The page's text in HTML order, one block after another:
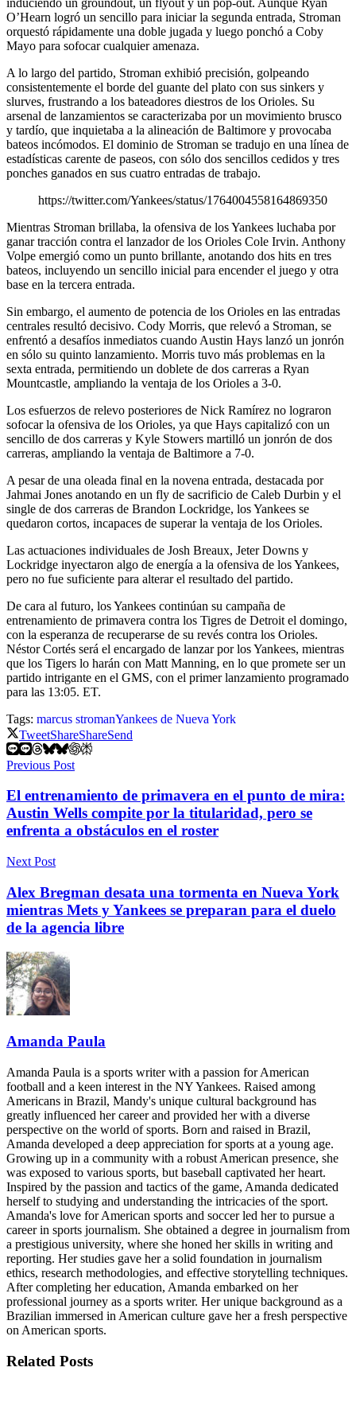
O’Hearn logró un sencillo para iniciar la segunda entrada, Stroman
orquestó rápidamente una doble jugada y luego ponchó a Coby
Mayo para sofocar cualquier amenaza.
A lo largo del partido, Stroman exhibió precisión, golpeando
consistentemente el borde del guante del plato con sus sinkers y
slurves, frustrando a los bateadores diestros de los Orioles. Su
arsenal de lanzamientos se caracterizaba por un movimiento brusco
y tardío, que inquietaba a la alineación de Baltimore y provocaba
bateos incómodos. El dominio de Stroman se tradujo en una línea de
estadísticas carente de paseos, con sólo dos sencillos cedidos y tres
ponches ganados en sus cuatro entradas de trabajo.
https://twitter.com/Yankees/status/1764004558164869350
Mientras Stroman brillaba, la ofensiva de los Yankees luchaba por
ganar tracción contra el lanzador de los Orioles Cole Irvin. Anthony
Volpe emergió como un punto brillante, anotando dos hits en tres
bateos, incluyendo un sencillo inicial para encender el juego y otra
base en la tercera entrada.
Sin embargo, el aumento de potencia de los Orioles en las entradas
centrales resultó decisivo. Cody Morris, que relevó a Stroman, se
enfrentó a desafíos inmediatos cuando Austin Hays lanzó un jonrón
en sólo su quinto lanzamiento. Morris tuvo más problemas en la
sexta entrada, permitiendo un doblete de dos carreras a Ryan
Mountcastle, ampliando la ventaja de los Orioles a 3-0.
Los esfuerzos de relevo posteriores de Nick Ramírez no lograron
sofocar la ofensiva de los Orioles, ya que Hays capitalizó con un
sencillo de dos carreras y Kyle Stowers martilló un jonrón de dos
carreras, ampliando la ventaja de Baltimore a 7-0.
A pesar de una oleada final en la novena entrada, destacada por
Jahmai Jones anotando en un fly de sacrificio de Caleb Durbin y el
single de dos carreras de Brandon Lockridge, los Yankees se
quedaron cortos, incapaces de superar la ventaja de los Orioles.
Las actuaciones individuales de Josh Breaux, Jeter Downs y
Lockridge inyectaron algo de energía a la ofensiva de los Yankees,
pero no fue suficiente para alterar el resultado del partido.
De cara al futuro, los Yankees continúan su campaña de
entrenamiento de primavera contra los Tigres de Detroit el domingo,
con la esperanza de recuperarse de su revés contra los Orioles.
Néstor Cortés será el encargado de lanzar por los Yankees, mientras
que los Tigers lo harán con Matt Manning, en lo que promete ser un
partido intrigante en el GMS, con el primer lanzamiento programado
para las 13:05. ET.
Tags: marcus stromanYankees de Nueva York
TweetShareShareSend
Previous Post
El entrenamiento de primavera en el punto de mira:
Austin Wells compite por la titularidad, pero se
enfrenta a obstáculos en el roster
Next Post
Alex Bregman desata una tormenta en Nueva York
mientras Mets y Yankees se preparan para el duelo
de la agencia libre
Amanda Paula
Amanda Paula is a sports writer with a passion for American
football and a keen interest in the NY Yankees. Raised among
Americans in Brazil, Mandy's unique cultural background has
greatly influenced her career and provided her with a diverse
perspective on the world of sports. Born and raised in Brazil,
Amanda developed a deep appreciation for sports at a young age.
Growing up in a community with a robust American presence, she
was exposed to various sports, but baseball captivated her heart.
Inspired by the passion and tactics of the game, Amanda dedicated
herself to studying and understanding the intricacies of the sport.
Amanda's love for American sports and soccer led her to pursue a
career in sports journalism. She obtained a degree in journalism from
a prestigious university, where she honed her skills in writing and
reporting. Her studies gave her a solid foundation in journalism
ethics, research methodologies, and effective storytelling techniques.
After completing her education, Amanda embarked on her
professional journey as a sports writer. Her unique background as a
Brazilian immersed in American culture gave her a fresh perspective
on American sports.
Related Posts